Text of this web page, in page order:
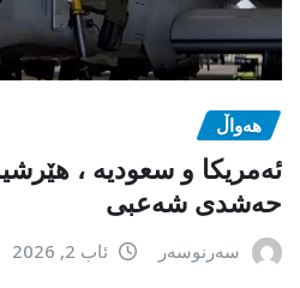
هەواڵ
ئەمریکا و سعودیە ،
حەشدی شەعبی
سەرنوسەر ئاب 2, 2026